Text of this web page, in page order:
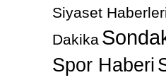
Siyaset
Dakika
Spor Haberi